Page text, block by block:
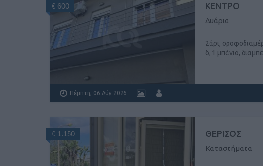
ΚΕΝΤΡΟ
Δυάρια
2άρι,
δ, 1 μπάνιο,
€ 600
Πέμπτη, 06 Αύγ 2026
ΘΕΡΙΣΟΣ
Καταστήματα
€ 1.150